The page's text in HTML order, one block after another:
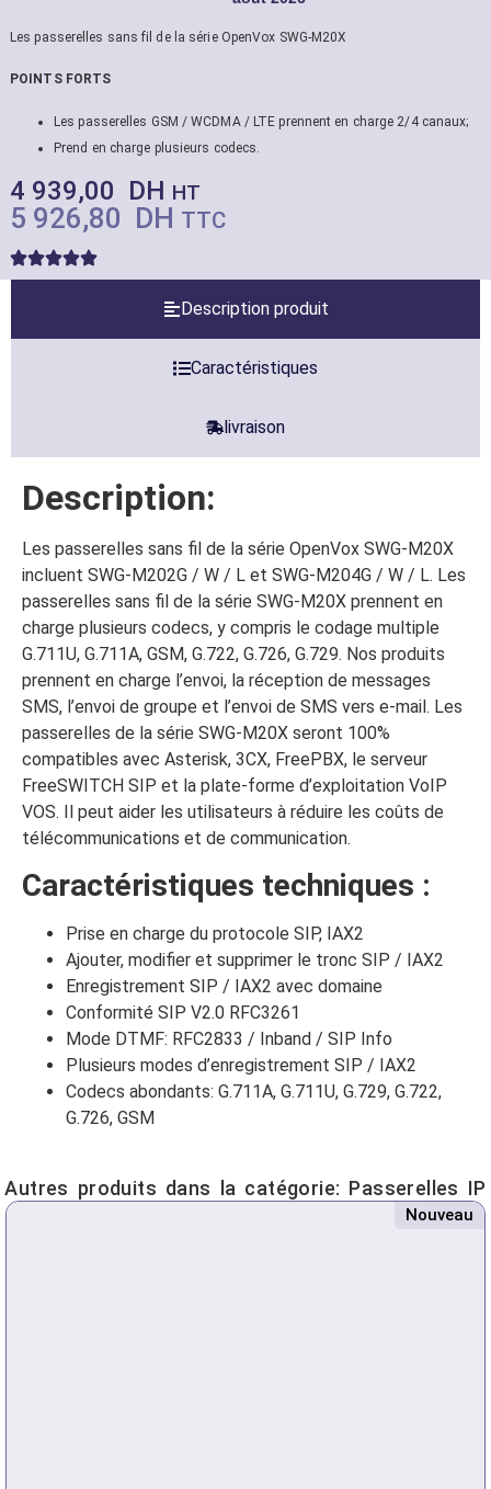
Les passerelles sans fil de la série OpenVox SWG-M20X
POINTS FORTS
Les passerelles GSM / WCDMA / LTE prennent en charge 2/4 canaux;
Prend en charge plusieurs codecs.
4 939,00 DH HT
5 926,80 DH TTC
Description produit
Caractéristiques
livraison
Description:
Les passerelles sans fil de la série OpenVox SWG-M20X
incluent SWG-M202G / W / L et SWG-M204G / ​​W / L. Les
passerelles sans fil de la série SWG-M20X prennent en
charge plusieurs codecs, y compris le codage multiple
G.711U, G.711A, GSM, G.722, G.726, G.729. Nos produits
prennent en charge l’envoi, la réception de messages
SMS, l’envoi de groupe et l’envoi de SMS vers e-mail. Les
passerelles de la série SWG-M20X seront 100%
compatibles avec Asterisk, 3CX, FreePBX, le serveur
FreeSWITCH SIP et la plate-forme d’exploitation VoIP
VOS. Il peut aider les utilisateurs à réduire les coûts de
télécommunications et de communication.
Caractéristiques techniques :
Prise en charge du protocole SIP, IAX2
Ajouter, modifier et supprimer le tronc SIP / IAX2
Enregistrement SIP / IAX2 avec domaine
Conformité SIP V2.0 RFC3261
Mode DTMF: RFC2833 / Inband / SIP Info
Plusieurs modes d’enregistrement SIP / IAX2
Codecs abondants: G.711A, G.711U, G.729, G.722,
G.726, GSM
Autres produits dans la catégorie: Passerelles IP
Nouveau